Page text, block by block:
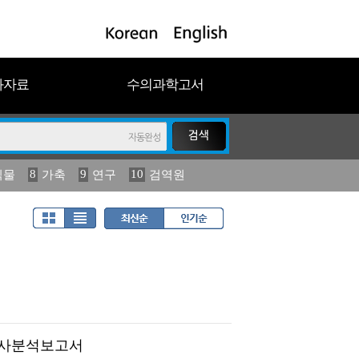
자료 수의과학고서
물 8 가축 9 연구 10 검역원
보 18 2023 19 농림수산
분석보고서